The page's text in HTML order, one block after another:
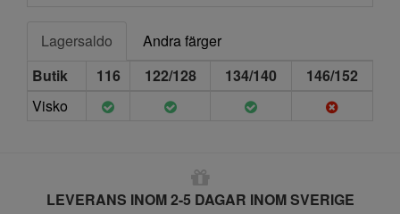
Lagersaldo
Andra färger
Butik
116 122/128 134/140
146/152
Visko
LEVERANS INOM 2-5 DAGAR INOM SVERIGE